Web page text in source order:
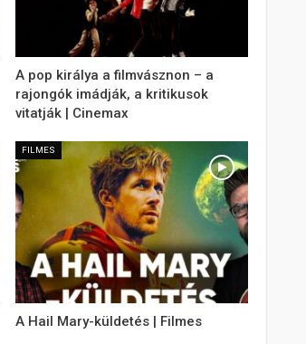
A pop királya a filmvásznon – a
rajongók imádják, a kritikusok
vitatják | Cinemax
FILMES
A Hail Mary-küldetés | Filmes